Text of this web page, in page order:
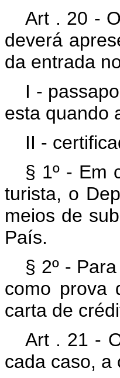
Art . 20 -
deverá
da entrada
I -
esta quando
II -
§ 1º - Em
turista, o
meios de
País.
§ 2º -
como prova
carta de
Art . 21 -
cada caso, a